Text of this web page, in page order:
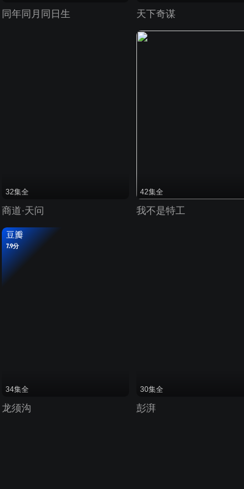
同年同月同日生 天下奇谋
32集全
商道·天问
42集全
我不是特工
豆瓣
7.9分
34集全
龙须沟
30集全
彭湃